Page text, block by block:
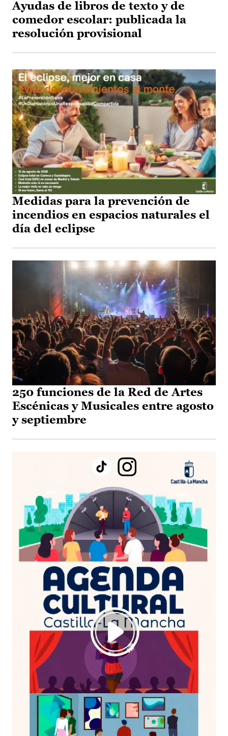
Ayudas de libros de texto y de
comedor escolar: publicada la
resolución provisional
Medidas para la prevención de
incendios en espacios naturales el
día del eclipse
250 funciones de la Red de Artes
Escénicas y Musicales entre agosto
y septiembre